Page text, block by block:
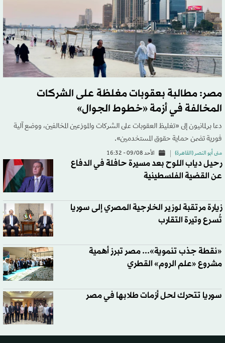
مصر: مطالبة بعقوبات مغلظة على الشركات
المخالفة في أزمة «خطوط الجوال»
دعا برلمانيون إلى «تغليظ العقوبات على الشركات والموزعين المخالفين، ووضع آلية
فورية تضمن حماية حقوق المستخدمين».
منى أبو النصر (القاهرة) الأحد 09/08 - 16:32
رحيل دياب اللوح بعد مسيرة حافلة في الدفاع
عن القضية الفلسطينية
زيارة مرتقبة لوزير الخارجية المصري إلى سوريا
تُسرع وتيرة التقارب
«نقطة جذب تنموية»... مصر تبرز أهمية
مشروع «علم الروم» القطري
سوريا تتحرك لحل أزمات طلابها في مصر